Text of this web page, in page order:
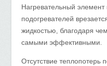
Нагревательный
подогревателей
жидкостью, благодаря
самыми эффективными.
Отсутствие теплопотерь